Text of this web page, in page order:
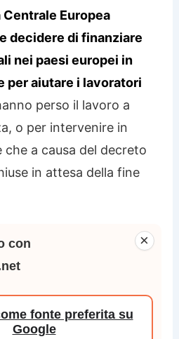
Centrale Europea
decidere di finanziare
nei paesi europei in
per aiutare i lavoratori
perso il lavoro a
o per intervenire in
a causa del decreto
in attesa della fine
×
con
fonte preferita su
Google